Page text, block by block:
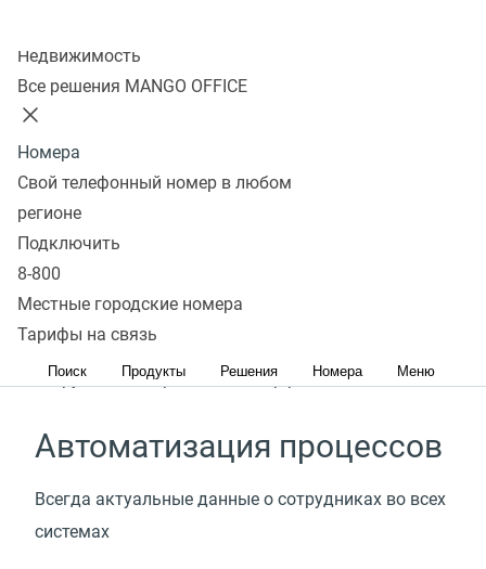
Недвижимость
Все решения MANGO OFFICE
Номера
Свой телефонный номер в любом
регионе
Подключить
8-800
Местные городские номера
Тарифы на связь
Поиск Продукты Решения Номера Меню
Удобство в использовании
Быстрое подключение всех сотрудников к
Простота в управлении
Управление данными и правами доступа
сотрудников через один интерфейс
Автоматизация процессов
Всегда актуальные данные о сотрудниках во всех
системах